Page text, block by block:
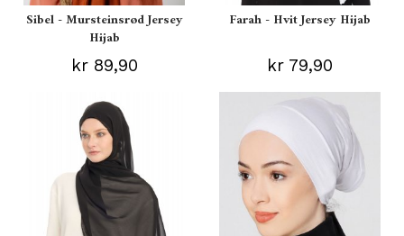
Sibel - Mursteinsrød Jersey
Hijab
kr 89,90
Farah - Hvit Jersey Hijab
kr 79,90